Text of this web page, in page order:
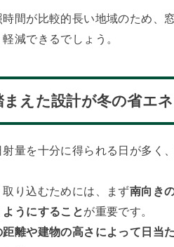
間が比較的長い地域のため、
減できるでしょう。
まえた設計が冬の省エ
量を十分に得られる日が多く
り込むためには、まず南向き
うにすることが重要です。
距離や建物の高さによって日当